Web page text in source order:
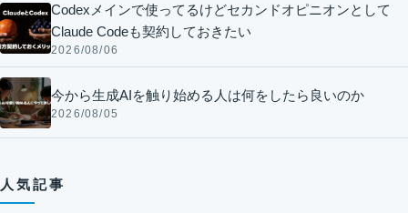
Codexメインで使ってるけどセカンドオピニオンとして
Claude Codeも契約しておきたい
2026/08/06
今から生成AIを触り始める人は何をしたら良いのか
2026/08/05
人気記事